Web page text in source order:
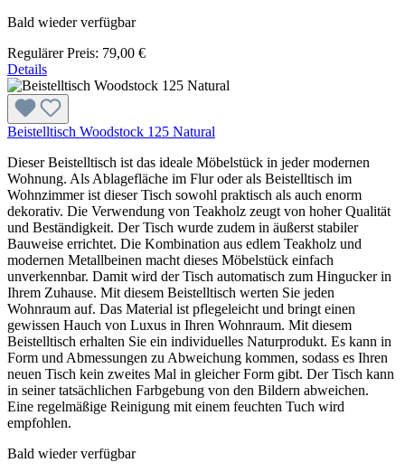
Bald wieder verfügbar
Regulärer Preis: 79,00 €
Details
Beistelltisch Woodstock 125 Natural
Dieser Beistelltisch ist das ideale Möbelstück in jeder modernen
Wohnung. Als Ablagefläche im Flur oder als Beistelltisch im
Wohnzimmer ist dieser Tisch sowohl praktisch als auch enorm
dekorativ. Die Verwendung von Teakholz zeugt von hoher Qualität
und Beständigkeit. Der Tisch wurde zudem in äußerst stabiler
Bauweise errichtet. Die Kombination aus edlem Teakholz und
modernen Metallbeinen macht dieses Möbelstück einfach
unverkennbar. Damit wird der Tisch automatisch zum Hingucker in
Ihrem Zuhause. Mit diesem Beistelltisch werten Sie jeden
Wohnraum auf. Das Material ist pflegeleicht und bringt einen
gewissen Hauch von Luxus in Ihren Wohnraum. Mit diesem
Beistelltisch erhalten Sie ein individuelles Naturprodukt. Es kann in
Form und Abmessungen zu Abweichung kommen, sodass es Ihren
neuen Tisch kein zweites Mal in gleicher Form gibt. Der Tisch kann
in seiner tatsächlichen Farbgebung von den Bildern abweichen.
Eine regelmäßige Reinigung mit einem feuchten Tuch wird
empfohlen.
Bald wieder verfügbar